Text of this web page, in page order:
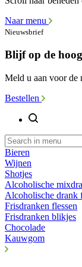
Naar menu
Nieuwsbrief
Blijf op de
Meld u aan voor de
Bestellen
Bieren
Wijnen
Shotjes
Alcoholische
Alcoholische drank
Frisdranken flessen
Frisdranken blikjes
Chocolade
Kauwgom